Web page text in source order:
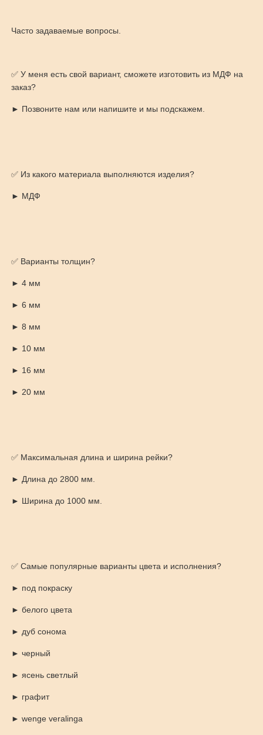
Часто задаваемые вопросы.
✅ У меня есть свой вариант, сможете изготовить из МДФ на
заказ?
► Позвоните нам или напишите и мы подскажем.
✅ Из какого материала выполняются изделия?
► МДФ
✅ Варианты толщин?
► 4 мм
► 6 мм
► 8 мм
► 10 мм
► 16 мм
► 20 мм
✅ Максимальная длина и ширина рейки?
► Длина до 2800 мм.
► Ширина до 1000 мм.
✅ Самые популярные варианты цвета и исполнения?
► под покраску
► белого цвета
► дуб сонома
► черный
► ясень светлый
► графит
► wenge veralinga